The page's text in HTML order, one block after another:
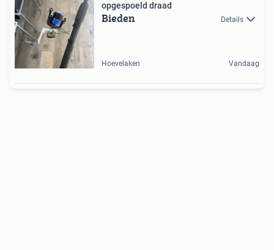
opgespoeld draad
Bieden Details
Hoevelaken Vandaag